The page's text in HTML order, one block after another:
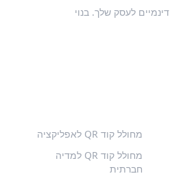
צור, נהל ועקוב אחר קודי QR דינמיים לעסק שלך. בנוי
מחולל קוד QR לאפליקציה
מחולל קוד QR למדיה
חברתית